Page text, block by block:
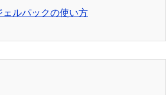
ルパックの使い方